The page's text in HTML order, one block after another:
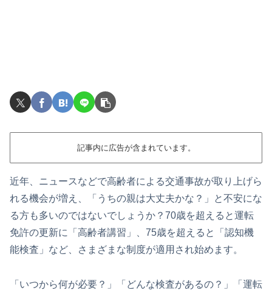
記事内に広告が含まれています。
近年、ニュースなどで高齢者による交通事故が取り上げら
れる機会が増え、「うちの親は大丈夫かな？」と不安にな
る方も多いのではないでしょうか？70歳を超えると運転
免許の更新に「高齢者講習」、75歳を超えると「認知機
能検査」など、さまざまな制度が適用され始めます。
「いつから何が必要？」「どんな検査があるの？」「運転